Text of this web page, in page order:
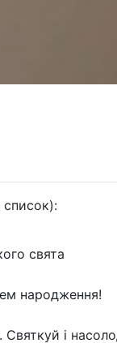
список):
свята
народження!
Святкуй і